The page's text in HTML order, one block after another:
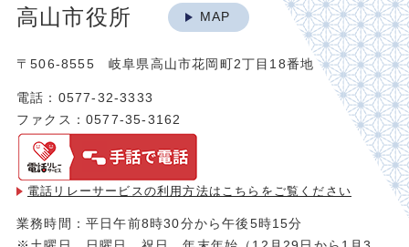
高山市役所 MAP
〒506-8555 岐阜県高山市花岡町2丁目18番地
電話：0577-32-3333
ファクス：0577-35-3162
電話リレーサービスの利用方法は こちらをご覧ください
業務時間：平日午前8時30分から午後5時15分